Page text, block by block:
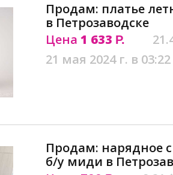
Продам: платье
в Петрозаводске
Цена 1 633 Р.
21 мая 2024 г. в 03:22
Продам: нарядное
б/у миди в